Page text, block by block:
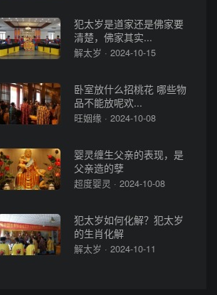
犯太岁是道家还是佛家要
清楚，佛家其实...
解太岁 · 2024-10-15
卧室放什么招桃花 哪些物
品不能放呢欢...
旺姻缘 · 2024-10-08
婴灵缠生父亲的表现，是
父亲造的孽
超度婴灵 · 2024-10-08
犯太岁如何化解？犯太岁
的生肖化解
解太岁 · 2024-10-11